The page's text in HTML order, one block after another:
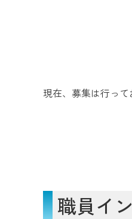
現在、募集は行って
職員イ